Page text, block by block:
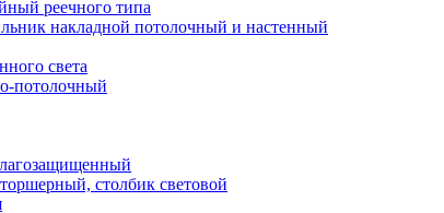
реечного типа
накладной потолочный и настенный
света
потолочный
столбик световой